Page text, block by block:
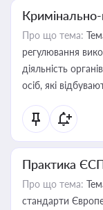
Про що тема:
регулювання
діяльність
осіб, які
Практика
Про що тема:
стандарти